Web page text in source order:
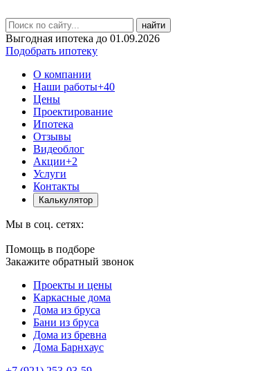
найти
Выгодная ипотека до 01.09.2026
Подобрать ипотеку
О компании
Наши работы+40
Цены
Проектирование
Ипотека
Отзывы
Видеоблог
Акции+2
Услуги
Контакты
Калькулятор
Мы в соц. сетях:
Помощь в подборе
Закажите обратный звонок
Проекты и цены
Каркасные дома
Дома из бруса
Бани из бруса
Дома из бревна
Дома Барнхаус